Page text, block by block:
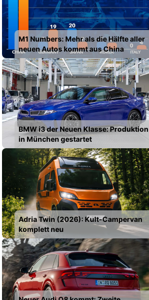
M1 Numbers: Mehr als die Hälfte aller
neuen Autos kommt aus China
BMW i3 der Neuen Klasse: Produktion
in München gestartet
Adria Twin (2026): Kult-Campervan
komplett neu